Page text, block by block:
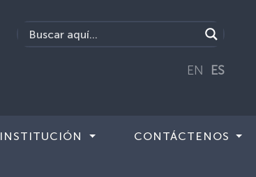
EN ES
INSTITUCIÓN CONTÁCTENOS